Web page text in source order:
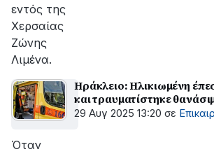
εντός της
Χερσαίας
Ζώνης
Λιμένα.
Ηράκλειο: Ηλικιωμένη
και τραυματίστηκε
29 Αυγ 2025 13:20 σε
Όταν